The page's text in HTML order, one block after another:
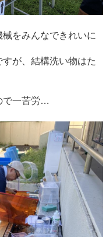
をみんなできれいに
が、結構洗い物はた
で一苦労…